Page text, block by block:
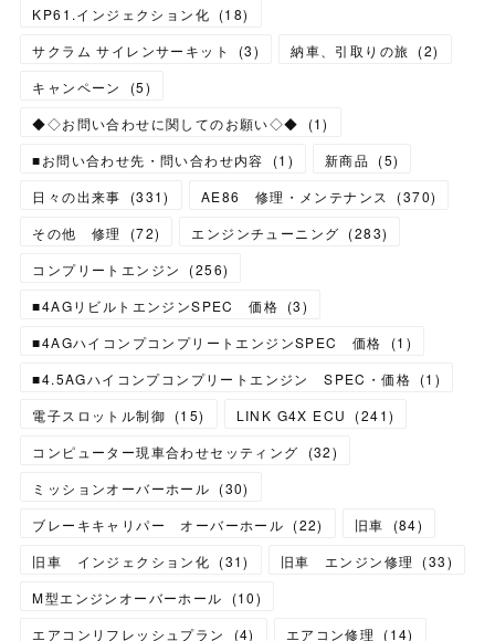
KP61.インジェクション化 (18)
サクラム サイレンサーキット
(3) 納車、引取りの旅 (2)
キャンペーン
(5)
◆◇お問い合わせに関してのお願い◇◆
(1)
■お問い合わせ先・問い合わせ内容
(1 ) 新商品 (5)
日々の出来事
(331) AE86 修理・メンテナンス (370)
その他 修理
(72) エンジンチューニング (283)
コンプリートエンジン
(256)
■4AGリビルトエンジンSPEC 価格 (3)
■4AGハイコンプコンプリートエンジンSPEC 価格
(1 )
■4.5AGハイコンプコンプリートエンジン SPEC・価格 (1 )
電子スロットル制御 (15) LINK G4X ECU (241)
コンピューター現車合わせセッティング
(32)
ミッションオーバーホール (30)
ブレーキキャリパー オーバーホール (22) 旧車 (84)
旧車 インジェクション化 (31) 旧車 エンジン修理 (33)
M型エンジンオーバーホール
(10)
エアコンリフレッシュプラン
(4) エアコン修理 (14)